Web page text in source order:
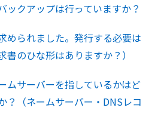
ックアップは行っていますか？
められました。発行する必要は
書のひな形はありますか？）
ムサーバーを指しているかはど
？（ネームサーバー・DNSレコ